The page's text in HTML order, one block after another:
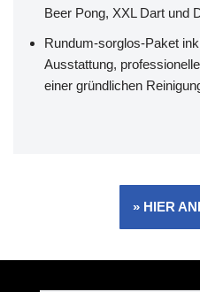
Beer Pong, XXL Dart und
Rundum-sorglos-Paket
Ausstattung,
einer gründlichen
» HIER